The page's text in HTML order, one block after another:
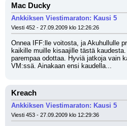
Mac Ducky
Ankkiksen Viestimaraton: Kausi 5
Viesti 452 - 27.09.2009 klo 12:26:26
Onnea IFF:lle voitosta, ja Akuhullulle
kaikille muille kisaajille tästä
parempaa odottaa. Hyviä jatkoja vain
VM:ssä. Ainakaan ensi kaudella...
Kreach
Ankkiksen Viestimaraton: Kausi 5
Viesti 453 - 27.09.2009 klo 12:29:36